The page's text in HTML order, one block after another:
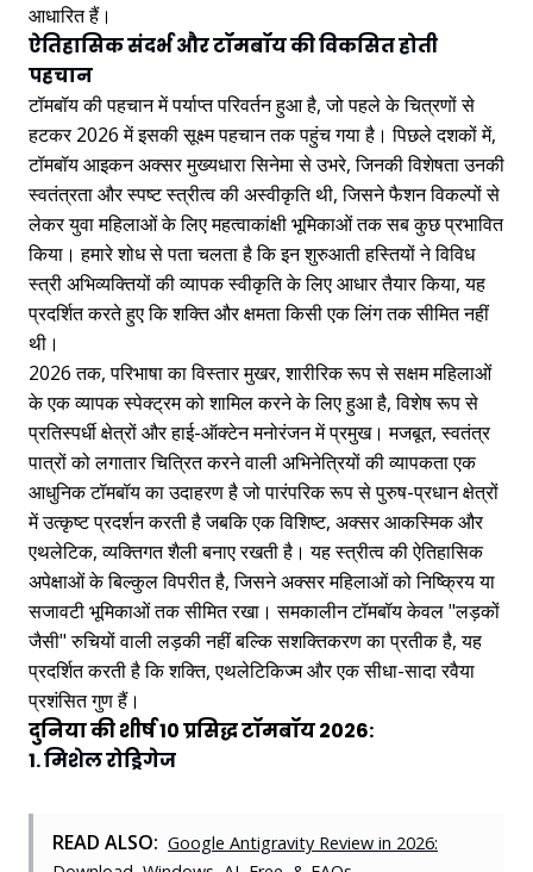
आधारित हैं।
ऐतिहासिक संदर्भ और टॉमबॉय की विकसित होती
पहचान
टॉमबॉय की पहचान में पर्याप्त परिवर्तन हुआ है, जो पहले के चित्रणों से
हटकर 2026 में इसकी सूक्ष्म पहचान तक पहुंच गया है। पिछले दशकों में,
टॉमबॉय आइकन अक्सर मुख्यधारा सिनेमा से उभरे, जिनकी विशेषता उनकी
स्वतंत्रता और स्पष्ट स्त्रीत्व की अस्वीकृति थी, जिसने फैशन विकल्पों से
लेकर युवा महिलाओं के लिए महत्वाकांक्षी भूमिकाओं तक सब कुछ प्रभावित
किया। हमारे शोध से पता चलता है कि इन शुरुआती हस्तियों ने विविध
स्त्री अभिव्यक्तियों की व्यापक स्वीकृति के लिए आधार तैयार किया, यह
प्रदर्शित करते हुए कि शक्ति और क्षमता किसी एक लिंग तक सीमित नहीं
थी।
2026 तक, परिभाषा का विस्तार मुखर, शारीरिक रूप से सक्षम महिलाओं
के एक व्यापक स्पेक्ट्रम को शामिल करने के लिए हुआ है, विशेष रूप से
प्रतिस्पर्धी क्षेत्रों और हाई-ऑक्टेन मनोरंजन में प्रमुख। मजबूत, स्वतंत्र
पात्रों को लगातार चित्रित करने वाली अभिनेत्रियों की व्यापकता एक
आधुनिक टॉमबॉय का उदाहरण है जो पारंपरिक रूप से पुरुष-प्रधान क्षेत्रों
में उत्कृष्ट प्रदर्शन करती है जबकि एक विशिष्ट, अक्सर आकस्मिक और
एथलेटिक, व्यक्तिगत शैली बनाए रखती है। यह स्त्रीत्व की ऐतिहासिक
अपेक्षाओं के बिल्कुल विपरीत है, जिसने अक्सर महिलाओं को निष्क्रिय या
सजावटी भूमिकाओं तक सीमित रखा। समकालीन टॉमबॉय केवल "लड़कों
जैसी" रुचियों वाली लड़की नहीं बल्कि सशक्तिकरण का प्रतीक है, यह
प्रदर्शित करती है कि शक्ति, एथलेटिकिज्म और एक सीधा-सादा रवैया
प्रशंसित गुण हैं।
दुनिया की शीर्ष 10 प्रसिद्ध टॉमबॉय 2026:
1. मिशेल रोड्रिगेज
READ ALSO: Google Antigravity Review in 2026: